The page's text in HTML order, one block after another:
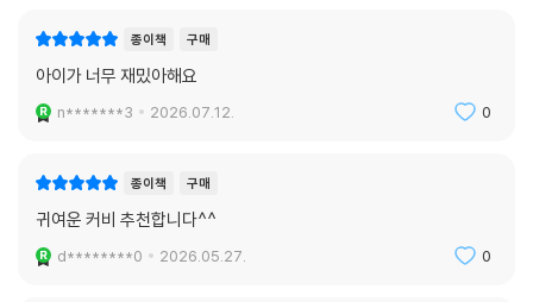
종이책 구매
아이가 너무 재밌아해요
n*******3 2026.07.12. 0
종이책 구매
귀여운 커비 추천합니다^^
d********0 2026.05.27. 0